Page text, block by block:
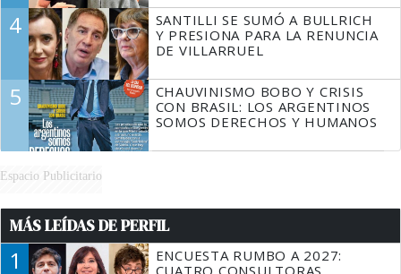
4
SANTILLI SE SUMÓ A BULLRICH
Y PRESIONA PARA LA RENUNCIA
DE VILLARRUEL
5
CHAUVINISMO BOBO Y CRISIS
CON BRASIL: LOS ARGENTINOS
SOMOS DERECHOS Y HUMANOS
Espacio Publicitario
MÁS LEÍDAS DE PERFIL
1
ENCUESTA RUMBO A 2027: